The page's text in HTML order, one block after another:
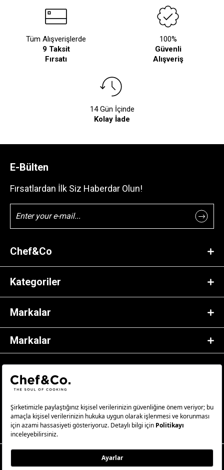
Tüm Alışverişlerde
9 Taksit
Fırsatı
100%
Güvenli
Alışveriş
14 Gün İçinde
Kolay İade
E-Bülten
Fırsatlardan İlk Siz Haberdar Olun!
Chef&Co
Kategoriler
Markalar
Markalar